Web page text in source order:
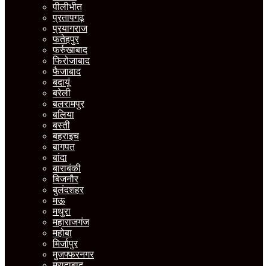
पीलीभीत
प्रतापगढ़
प्रयागराज
फतेहपुर
फर्रुखाबाद
फिरोजाबाद
फैजाबाद
बदायूं
बरेली
बलरामपुर
बलिया
बस्ती
बहराइच
बागपत
बांदा
बाराबंकी
बिजनौर
बुलंदशहर
मऊ
मथुरा
महाराजगंज
महोबा
मिर्जापुर
मुजफ्फरनगर